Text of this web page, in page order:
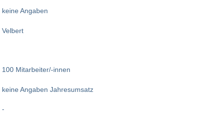
keine Angaben
Velbert
100 Mitarbeiter/-innen
keine Angaben Jahresumsatz
-